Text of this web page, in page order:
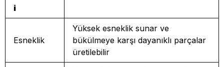
i
Esneklik
Yüksek esneklik sunar ve
bükülmeye karşı dayanıklı parçalar
üretilebilir